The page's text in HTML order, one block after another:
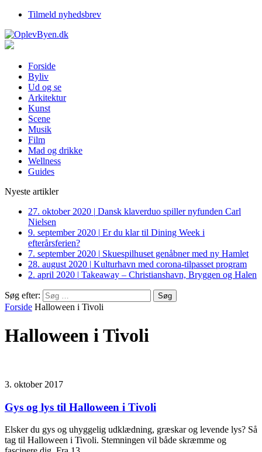
Tilmeld nyhedsbrev
Forside
Byliv
Ud og se
Arkitektur
Kunst
Scene
Musik
Film
Mad og drikke
Wellness
Guides
Nyeste artikler
27. oktober 2020 | Dansk klaverduo spiller nyfunden Carl
Nielsen
9. september 2020 | Er du klar til Dining Week i
efterårsferien?
7. september 2020 | Skuespilhuset genåbner med ny Hamlet
28. august 2020 | Kulturhavn med corona-tilpasset program
2. april 2020 | Takeaway – Christianshavn, Bryggen og Halen
Søg efter:
Forside Halloween i Tivoli
Halloween i Tivoli
3. oktober 2017
Gys og lys til Halloween i Tivoli
Elsker du gys og uhyggelig udklædning, græskar og levende lys? Så
tag til Halloween i Tivoli. Stemningen vil både skræmme og